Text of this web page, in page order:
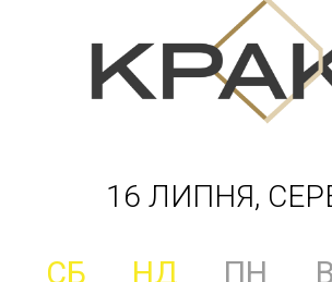
16 ЛИПНЯ,
СБ НД ПН